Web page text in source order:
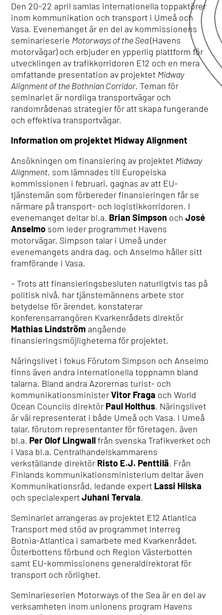
Den 20–22 april samlas internationella toppaktörer
inom kommunikation och transport i Umeå och
Vasa. Evenemanget är en del av kommissionens
seminarieserie Motorways of the Sea(Havens
motorvägar) och erbjuder en ypperlig plattform för
utvecklingen av trafikkorridoren E12 och en mera
omfattande presentation av projektet Midway
Alignment of the Bothnian Corridor. Teman för
seminariet är nordliga transportvägar och
randområdenas strategier för att skapa fungerande
och effektiva transportvägar.
Information om projektet Midway Alignment
Ansökningen om finansiering av projektet Midway
Alignment, som lämnades till Europeiska
kommissionen i februari, gagnas av att EU-
tjänstemän som förbereder finansieringen får se
närmare på transport- och logistikkorridoren. I
evenemanget deltar bl.a. Brian Simpson ochJosé
Anselmo som leder programmet Havens
motorvägar. Simpson talar i Umeå under
evenemangets andra dag, och Anselmo håller sitt
framförande i Vasa.
– Trots att finansieringsbesluten naturligtvis tas på
politisk nivå, har tjänstemännens arbete stor
betydelse för ärendet, konstaterar
konferensarrangören Kvarkenrådets direktör
Mathias Lindström angående
finansieringsmöjligheterna för projektet.
Näringslivet i fokus Förutom Simpson och Anselmo
finns även andra internationella toppnamn bland
talarna. Bland andra Azorernas turist- och
kommunikationsministerVitor Fraga och World
Ocean Councils direktör Paul Holthus. Näringslivet
är väl representerat i både Umeå och Vasa. I Umeå
talar, förutom representanter för företagen, även
bl.a. Per Olof Lingwallfrån svenska Trafikverket och
i Vasa bl.a. Centralhandelskammarens
verkställande direktör Risto E.J. Penttilä. Från
Finlands kommunikationsministerium deltar även
Kommunikationsråd, ledande expert Lassi Hilska
och specialexpertJuhani Tervala.
Seminariet arrangeras av projektet E12 Atlantica
Transport med stöd av programmet Interreg
Botnia-Atlantica i samarbete med Kvarkenrådet,
Österbottens förbund och Region Västerbotten
samt EU-kommissionens generaldirektorat för
transport och rörlighet.
Seminarieserien Motorways of the Sea är en del av
verksamheten inom unionens program Havens